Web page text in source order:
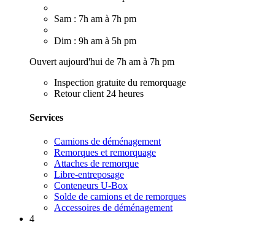
Sam : 7h am à 7h pm
Dim : 9h am à 5h pm
Ouvert aujourd'hui de 7h am à 7h pm
Inspection gratuite du remorquage
Retour client 24 heures
Services
Camions de déménagement
Remorques et remorquage
Attaches de remorque
Libre-entreposage
Conteneurs U-Box
Solde de camions et de remorques
Accessoires de déménagement
4